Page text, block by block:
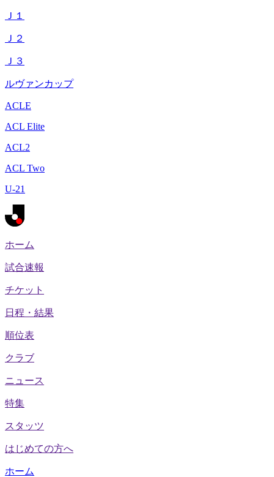
Ｊ１
Ｊ２
Ｊ３
ルヴァンカップ
ACLE
ACL Elite
ACL2
ACL Two
U-21
ホーム
試合速報
チケット
日程・結果
順位表
クラブ
ニュース
特集
スタッツ
はじめての方へ
ホーム